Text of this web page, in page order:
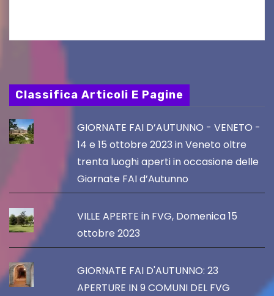
Classifica Articoli E Pagine
GIORNATE FAI D’AUTUNNO - VENETO -
14 e 15 ottobre 2023 in Veneto oltre
trenta luoghi aperti in occasione delle
Giornate FAI d’Autunno
VILLE APERTE in FVG, Domenica 15
ottobre 2023
GIORNATE FAI D'AUTUNNO: 23
APERTURE IN 9 COMUNI DEL FVG